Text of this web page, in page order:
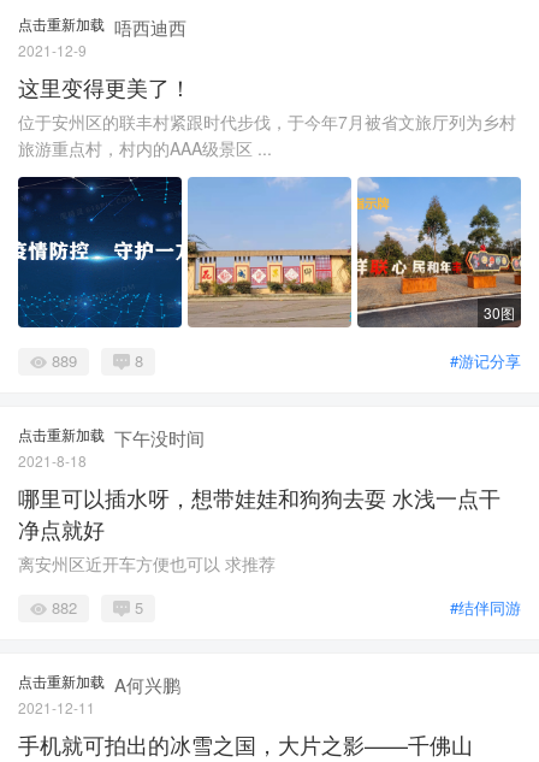
点击重新加载 唔西迪西
2021-12-9
这里变得更美了！
位于安州区的联丰村紧跟时代步伐，于今年7月被省文旅厅列为乡村
旅游重点村，村内的AAA级景区 ...
30图
#游记分享
889 8
点击重新加载 下午没时间
2021-8-18
哪里可以插水呀，想带娃娃和狗狗去耍 水浅一点干
净点就好
离安州区近开车方便也可以 求推荐
#结伴同游
882 5
点击重新加载 A何兴鹏
2021-12-11
手机就可拍出的冰雪之国，大片之影——千佛山